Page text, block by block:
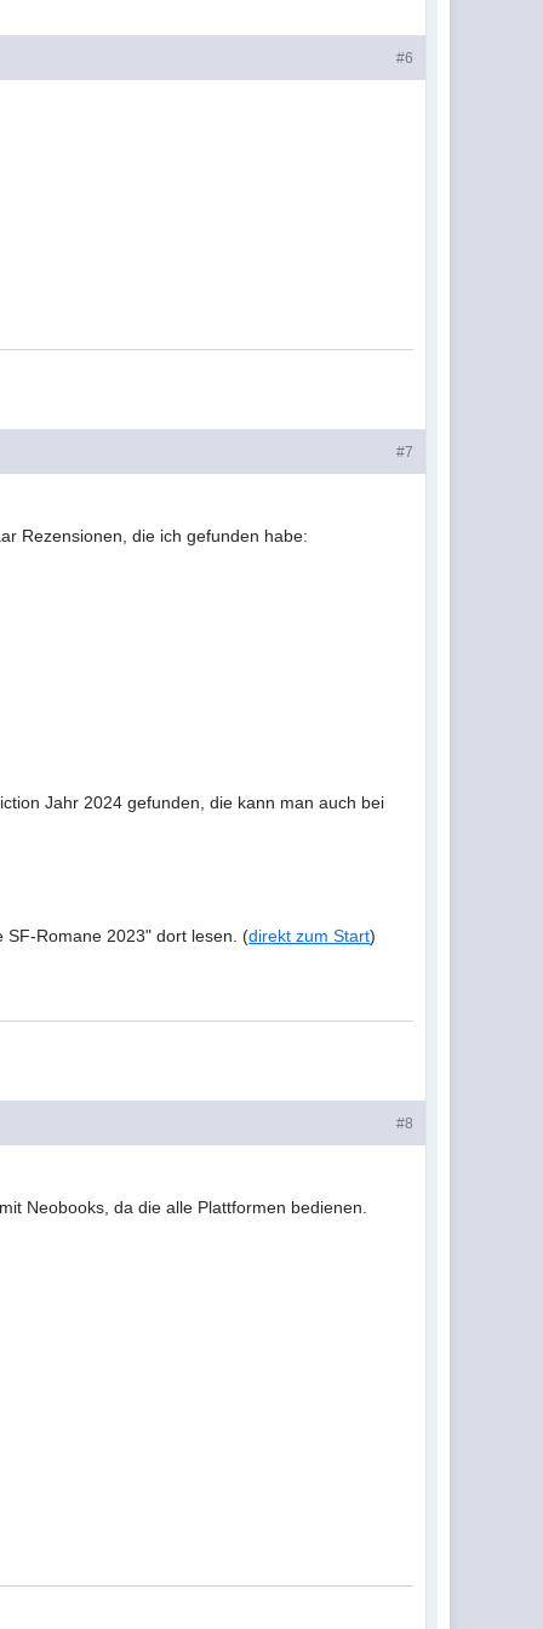
#6
#7
Rezensionen, die ich gefunden habe:
Jahr 2024 gefunden, die kann man auch bei
SF-Romane 2023" dort lesen. (direkt zum Start)
#8
Neobooks, da die alle Plattformen bedienen.